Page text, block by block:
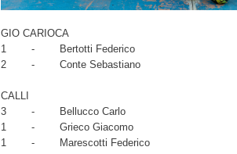
GIO CARIOCA
1 - Bertotti Federico
2 - Conte Sebastiano
CALLI
3 - Bellucco Carlo
1 - Grieco Giacomo
1 - Marescotti Federico